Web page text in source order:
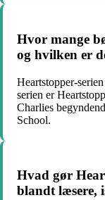
Hvor mange
og hvilken er
Heartstopper-
serien er
Charlies
School.
Hvad gør
blandt læsere,